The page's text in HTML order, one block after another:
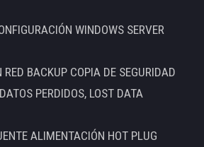
WINDOWS SERVER
RED BACKUP COPIA DE SEGURIDAD
PERDIDOS, LOST DATA
ALIMENTACIÓN HOT PLUG